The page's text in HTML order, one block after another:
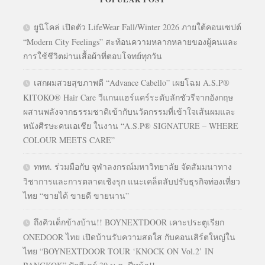
ยูนิโคล่ เปิดตัว LifeWear Fall/Winter 2026 ภายใต้คอนเซปต์
“Modern City Feelings” สะท้อนความหลากหลายของผู้คนและ
การใช้ชีวิตผ่านเสื้อผ้าที่ตอบโจทย์ทุกวัน
เสกผมสวยสุขภาพดี “Advance Cabello” เผยโฉม A.S.P®
KITOKO® Hair Care วีแกนแฮร์แคร์ระดับลักชัวรีจากอังกฤษ
ผสานพลังจากธรรมชาติเข้ากับนวัตกรรมที่เข้าใจเส้นผมและ
หนังศีรษะคนเอเชีย ในงาน “A.S.P® SIGNATURE – WHERE
COLOUR MEETS CARE”
ททท. ร่วมมือกับ จุฬาลงกรณ์มหาวิทยาลัย จัดสัมมนาทาง
วิชาการและการตลาดเชิงรุก แนะเคล็ดลับปรับธุรกิจท่องเที่ยว
ไทย “ขายได้ ขายดี ขายนาน”
ถึงคิวเด็กข้างบ้าน!! BOYNEXTDOOR เคาะประตูเรียก
ONEDOOR ไทย เปิดบ้านรับความสดใส กับคอนเสิร์ตใหญ่ใน
ไทย “BOYNEXTDOOR TOUR ‘KNOCK ON Vol.2’ IN